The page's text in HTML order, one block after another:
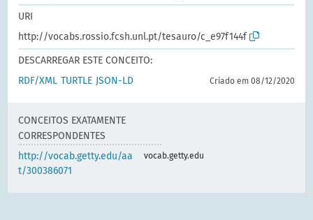
URI
http://vocabs.rossio.fcsh.unl.pt/tesauro/c_e97f144f
DESCARREGAR ESTE CONCEITO:
RDF/XML TURTLE JSON-LD Criado em 08/12/2020
CONCEITOS EXATAMENTE
CORRESPONDENTES
http://vocab.getty.edu/aa
t/300386071
vocab.getty.edu